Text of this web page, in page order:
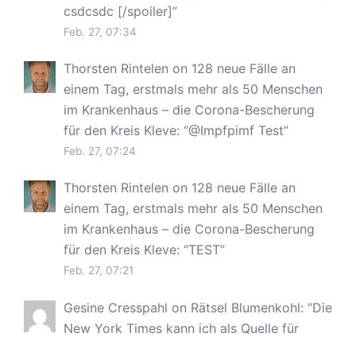
csdcsdc [/spoiler]”
Feb. 27, 07:34
Thorsten Rintelen on 128 neue Fälle an
einem Tag, erstmals mehr als 50 Menschen
im Krankenhaus – die Corona-Bescherung
für den Kreis Kleve: “@Impfpimf Test”
Feb. 27, 07:24
Thorsten Rintelen on 128 neue Fälle an
einem Tag, erstmals mehr als 50 Menschen
im Krankenhaus – die Corona-Bescherung
für den Kreis Kleve: “TEST”
Feb. 27, 07:21
Gesine Cresspahl on Rätsel Blumenkohl: “Die
New York Times kann ich als Quelle für